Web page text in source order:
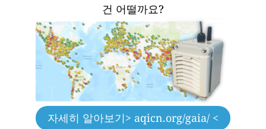
건 어떨까요?
자세히 알아보기> aqicn.org/gaia/ <